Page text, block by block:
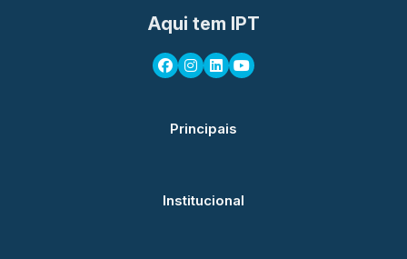
Aqui tem IPT
Principais
Institucional